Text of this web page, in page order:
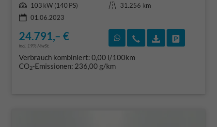
Leistung 103 kW (140 PS) Kilometerstand
31.256 km
01.06.2023
24.791,– €
incl. 19% MwSt.
Rückruf vereinbaren
Wir rufen Sie an
Verbrauch kombiniert: 0,00 l/100km
CO2-Emissionen: 236,00 g/km